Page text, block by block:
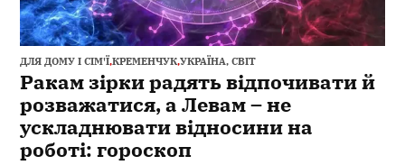
ДЛЯ ДОМУ І СІМ'Ї,КРЕМЕНЧУК,УКРАЇНА, СВІТ
Ракам зірки радять відпочивати й
розважатися, а Левам – не
ускладнювати відносини на
роботі: гороскоп